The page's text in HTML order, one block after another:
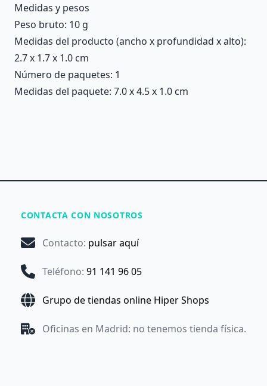
Medidas y pesos
Peso bruto: 10 g
Medidas del producto (ancho x profundidad x alto):
2.7 x 1.7 x 1.0 cm
Número de paquetes: 1
Medidas del paquete: 7.0 x 4.5 x 1.0 cm
CONTACTA CON NOSOTROS
Contacto: pulsar aquí
Teléfono: 91 141 96 05
Grupo de tiendas online Hiper Shops
Oficinas en Madrid: no tenemos tienda física.